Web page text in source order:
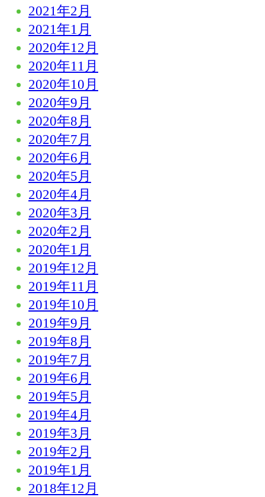
2021年2月
2021年1月
2020年12月
2020年11月
2020年10月
2020年9月
2020年8月
2020年7月
2020年6月
2020年5月
2020年4月
2020年3月
2020年2月
2020年1月
2019年12月
2019年11月
2019年10月
2019年9月
2019年8月
2019年7月
2019年6月
2019年5月
2019年4月
2019年3月
2019年2月
2019年1月
2018年12月